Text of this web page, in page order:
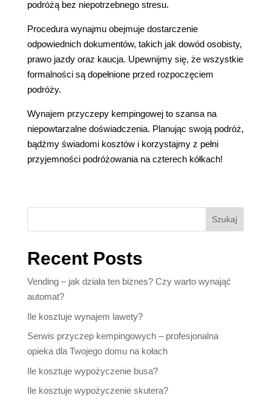
podróżą bez niepotrzebnego stresu.
Procedura wynajmu obejmuje dostarczenie
odpowiednich dokumentów, takich jak dowód osobisty,
prawo jazdy oraz kaucja. Upewnijmy się, że wszystkie
formalności są dopełnione przed rozpoczęciem
podróży.
Wynajem przyczepy kempingowej to szansa na
niepowtarzalne doświadczenia. Planując swoją podróż,
bądźmy świadomi kosztów i korzystajmy z pełni
przyjemności podróżowania na czterech kółkach!
Szukaj
Recent Posts
Vending – jak działa ten biznes? Czy warto wynająć
automat?
Ile kosztuje wynajem lawety?
Serwis przyczep kempingowych – profesjonalna
opieka dla Twojego domu na kołach
Ile kosztuje wypożyczenie busa?
Ile kosztuje wypożyczenie skutera?